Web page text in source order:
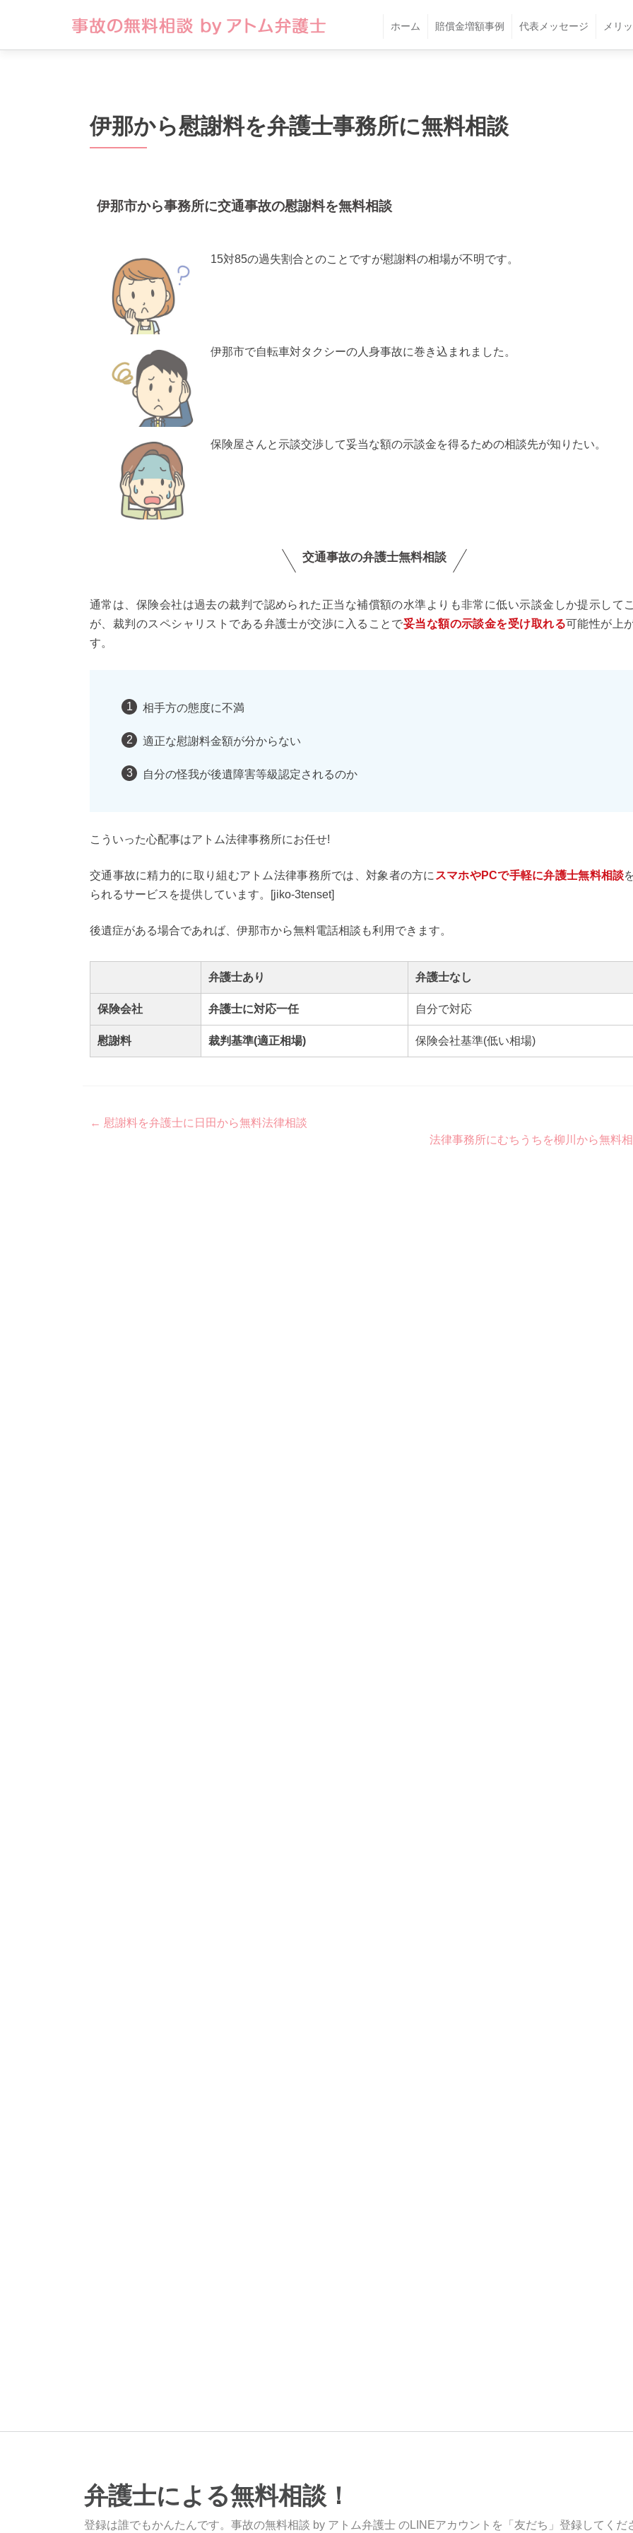
ホーム 賠償金増額事例 代表メッセージ メリ
伊那から慰謝料を弁護士事務所に無料相談
伊那市から事務所に交通事故の慰謝料を無料相談
15対85の過失割合とのことですが慰謝料の相場が不明です。
伊那市で自転車対タクシーの人身事故に巻き込まれました。
保険屋さんと示談交渉して妥当な額の示談金を得るための相談先が知りたい。
交通事故の弁護士無料相談
通常は、保険会社は過去の裁判で認められた正当な補償額の水準よりも非常に低い示談金しか提示して
が、裁判のスペシャリストである弁護士が交渉に入ることで妥当な額の示談金を受け取れる可能性が上
す。
相手方の態度に不満
適正な慰謝料金額が分からない
自分の怪我が後遺障害等級認定されるのか
こういった心配事はアトム法律事務所にお任せ!
交通事故に精力的に取り組むアトム法律事務所では、対象者の方に スマホやPCで手軽に弁護士無料相談
られるサービスを提供しています。[jiko-3tenset]
後遺症がある場合であれば、伊那市から無料電話相談も利用できます。
弁護士あり 弁護士なし
保険会社 弁護士に対応一任 自分で対応
慰謝料 裁判基準(適正相場) 保険会社基準(低い相場)
Post
← 慰謝料を弁護士に日田から無料法律相談
法律事務所にむちうちを柳川から無料
弁護士による無料相談！
登録は誰でもかんたんです。事故の無料相談 by アトム弁護士 のLINEアカウントを「友だち」登録してくだ